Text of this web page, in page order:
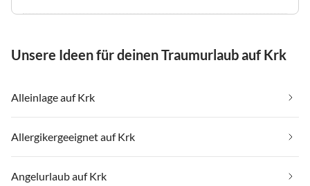
Unsere Ideen für deinen Traumurlaub auf Krk
Alleinlage auf Krk
Allergikergeeignet auf Krk
Angelurlaub auf Krk